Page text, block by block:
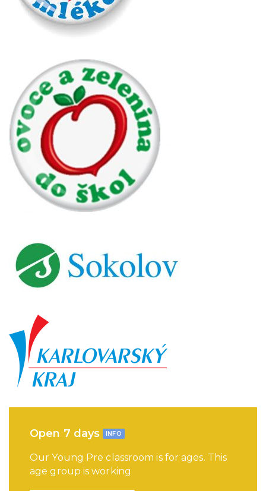
Open 7 days INFO
Our Young Pre classroom is for ages. This
age group is working